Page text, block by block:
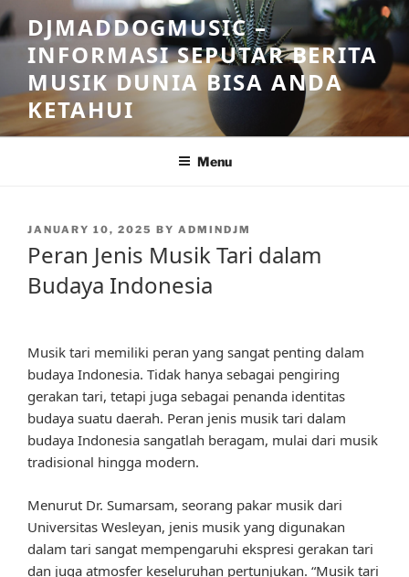
Skip
to
content
DJMADDOGMUSIC –
INFORMASI SEPUTAR BERITA
MUSIK DUNIA BISA ANDA
KETAHUI
Menu
POSTED
JANUARY 10, 2025 BY ADMINDJM
Peran Jenis Musik Tari dalam
Budaya Indonesia
Musik tari memiliki peran yang sangat penting dalam
budaya Indonesia. Tidak hanya sebagai pengiring
gerakan tari, tetapi juga sebagai penanda identitas
budaya suatu daerah. Peran jenis musik tari dalam
budaya Indonesia sangatlah beragam, mulai dari musik
tradisional hingga modern.
Menurut Dr. Sumarsam, seorang pakar musik dari
Universitas Wesleyan, jenis musik yang digunakan
dalam tari sangat mempengaruhi ekspresi gerakan tari
dan juga atmosfer keseluruhan pertunjukan. “Musik tari